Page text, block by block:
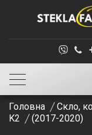
Головна Скло,
K2
(2017-2020)